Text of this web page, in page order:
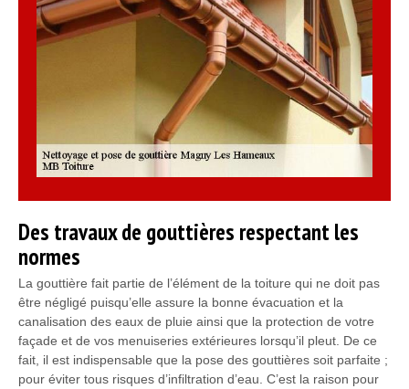
Des travaux de gouttières respectant les
normes
La gouttière fait partie de l’élément de la toiture qui ne doit pas
être négligé puisqu’elle assure la bonne évacuation et la
canalisation des eaux de pluie ainsi que la protection de votre
façade et de vos menuiseries extérieures lorsqu’il pleut. De ce
fait, il est indispensable que la pose des gouttières soit parfaite ;
pour éviter tous risques d’infiltration d’eau. C’est la raison pour